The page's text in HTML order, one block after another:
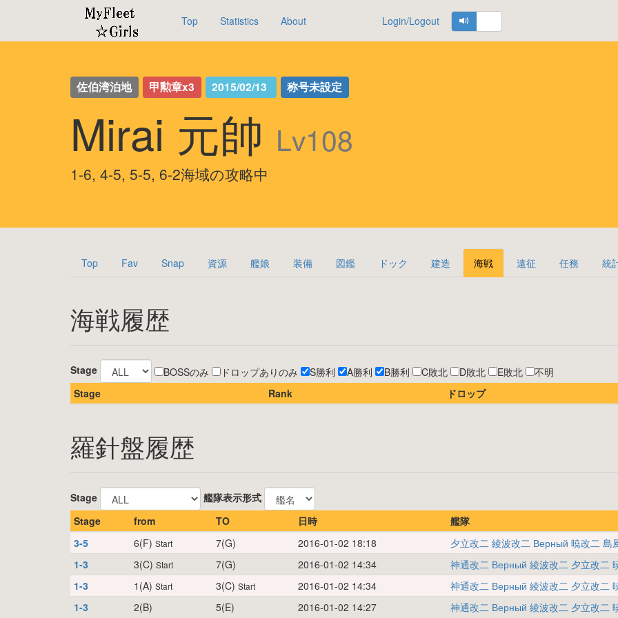
Top Statistics About Login/Logout
佐伯湾泊地 甲勲章x3 2015/02/13 称号未設定
Mirai 元帥 Lv108
1-6, 4-5, 5-5, 6-2海域の攻略中
Top Fav Snap 資源 艦娘 装備 図鑑 ドック 建造 海戦 遠征 任務 統
海戦履歴
Stage BOSSのみ ドロップありのみ S勝利 A勝利 B勝利 C敗北 D敗北 E敗北
不明
Stage
Rank ドロップ
羅針盤履歴
Stage
艦隊表示形式
Stage
from TO 日時
艦隊
3-5
6(F) Start 7(G) 2016-01-02 18:18 夕立改二 綾波改二 Верный 暁改二 島
1-3
3(C) Start 7(G) 2016-01-02 14:34 神通改二 Верный 綾波改二 夕立改二
1-3
1(A) Start 3(C) Start 2016-01-02 14:34 神通改二 Верный 綾波改二 夕立改二
1-3
2(B) 5(E) 2016-01-02 14:27 神通改二 Верный 綾波改二 夕立改二